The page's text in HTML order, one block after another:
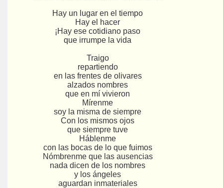
Hay un lugar en el tiempo
Hay el hacer
¡Hay ese cotidiano paso
que irrumpe la vida
Traigo
repartiendo
en las frentes de olivares
alzados nombres
que en mí vivieron
Mírenme
soy la misma de siempre
Con los mismos ojos
que siempre tuve
Háblenme
con las bocas de lo que fuimos
Nómbrenme que las ausencias
nada dicen de los nombres
y los ángeles
aguardan inmateriales